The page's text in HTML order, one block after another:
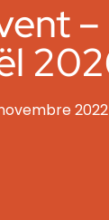
2022